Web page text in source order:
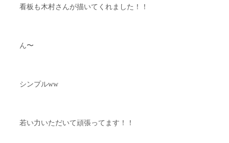
看板も木村さんが描いてくれました！！
ん〜
シンプルww
若い力いただいて頑張ってます！！